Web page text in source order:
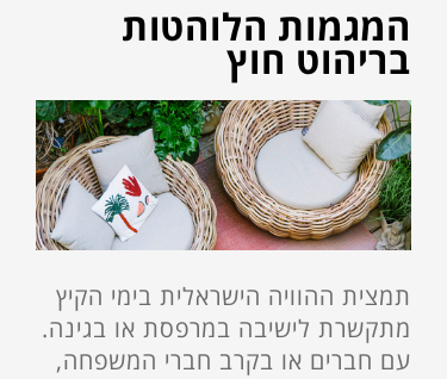
המגמות הלוהטות
בריהוט חוץ
תמצית ההוויה הישראלית בימי הקיץ
מתקשרת לישיבה במרפסת או בגינה.
עם חברים או בקרב חברי המשפחה,